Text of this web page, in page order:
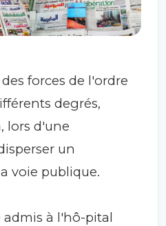
forces de l'ordre
degrés,
lors d'une
un
voie publique.
admis à l'hô-pital